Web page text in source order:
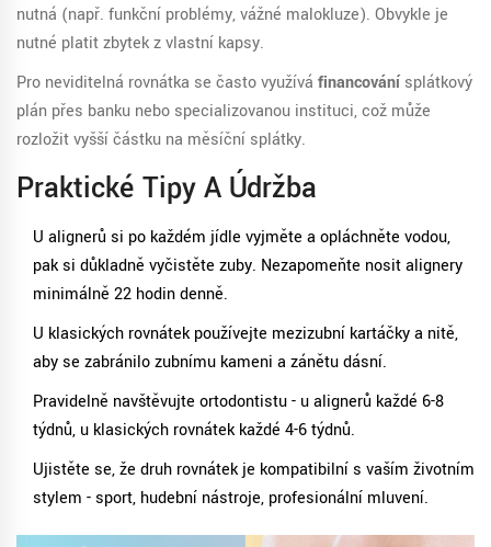
nutná (např. funkční problémy, vážné malokluze). Obvykle je
nutné platit zbytek z vlastní kapsy.
Pro neviditelná rovnátka se často využívá financování splátkový
plán přes banku nebo specializovanou instituci, což může
rozložit vyšší částku na měsíční splátky.
Praktické Tipy A Údržba
U alignerů si po každém jídle vyjměte a opláchněte vodou,
pak si důkladně vyčistěte zuby. Nezapomeňte nosit alignery
minimálně 22 hodin denně.
U klasických rovnátek používejte mezizubní kartáčky a nitě,
aby se zabránilo zubnímu kameni a zánětu dásní.
Pravidelně navštěvujte ortodontistu - u alignerů každé 6-8
týdnů, u klasických rovnátek každé 4-6 týdnů.
Ujistěte se, že druh rovnátek je kompatibilní s vaším životním
stylem - sport, hudební nástroje, profesionální mluvení.